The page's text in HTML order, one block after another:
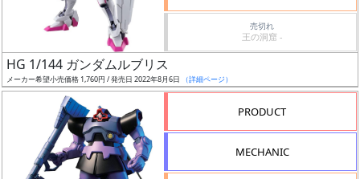
売
切
売切れ
王の洞窟 -
HG 1/144 ガンダムルブリス
メーカー希望小売価格 1,760円 / 発売日 2022年8月6日 （詳細ページ）
PRODUCT
MECHANIC